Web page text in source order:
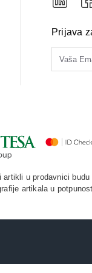
Prijava
u prodavnici
artikala u